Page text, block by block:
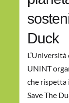
Duck
UNINT
che rispetta
Save The